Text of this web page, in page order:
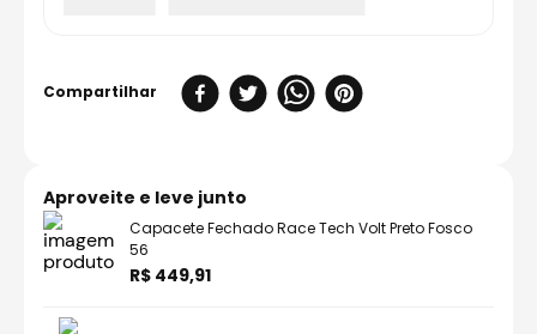
Aproveite e leve junto
Capacete Fechado Race Tech Volt Preto Fosco
56
R$ 449,91